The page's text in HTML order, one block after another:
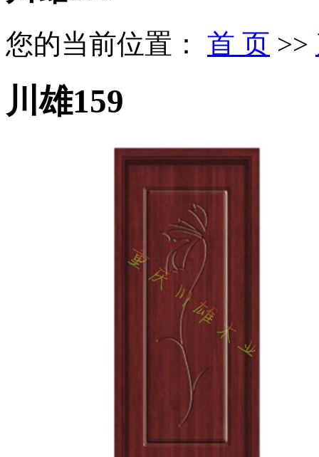
您的当前位置： 首 页 >>
川雄159